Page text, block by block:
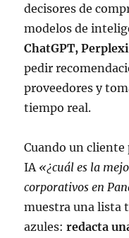
decisores de
modelos de
ChatGPT,
pedir
proveedores y
tiempo real.
Cuando un
IA «¿cuál es la
corporativos en
muestra una lista
azules:redacta